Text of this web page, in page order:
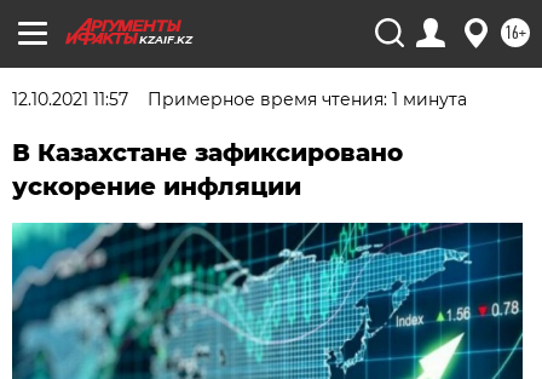
KZAIF.KZ 16+
12.10.2021 11:57 Примерное время чтения: 1 минута
В Казахстане зафиксировано
ускорение инфляции